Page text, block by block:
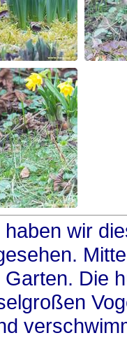
wir
Die